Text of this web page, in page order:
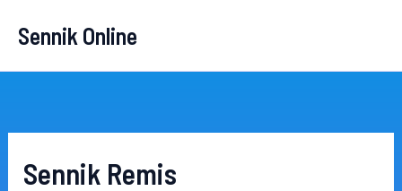
Sennik Online
Sennik Remis